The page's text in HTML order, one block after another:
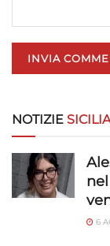
NOTIZIE SICILIA
6